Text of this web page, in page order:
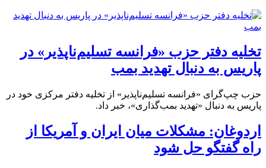
تخلیه دفتر حزب «فرانسه تسلیم‌ناپذیر» در
پاریس به دنبال تهدید بمب
حزب چپ‌گرای «فرانسه تسلیم‌ناپذیر» از تخلیه دفتر مرکزی خود در
پاریس به دنبال «تهدید بمب‌گذاری»، خبر داد.
اردوغان: مشکلات میان ایران و آمریکا از
راه گفتگو حل شود